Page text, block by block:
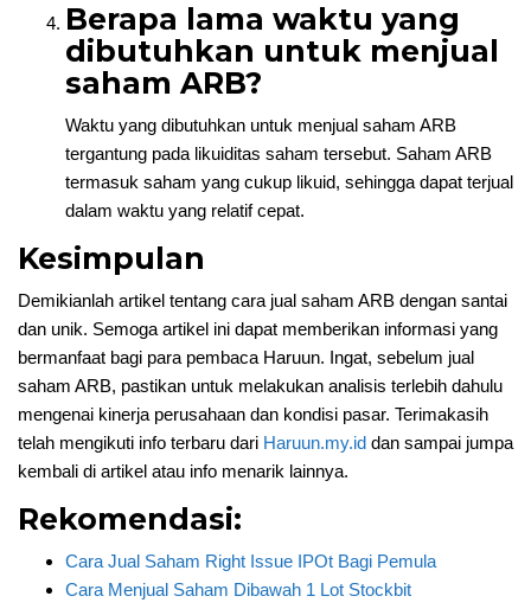
Berapa lama waktu yang
dibutuhkan untuk menjual
saham ARB?
Waktu yang dibutuhkan untuk menjual saham ARB
tergantung pada likuiditas saham tersebut. Saham ARB
termasuk saham yang cukup likuid, sehingga dapat terjual
dalam waktu yang relatif cepat.
Kesimpulan
Demikianlah artikel tentang cara jual saham ARB dengan santai
dan unik. Semoga artikel ini dapat memberikan informasi yang
bermanfaat bagi para pembaca Haruun. Ingat, sebelum jual
saham ARB, pastikan untuk melakukan analisis terlebih dahulu
mengenai kinerja perusahaan dan kondisi pasar. Terimakasih
telah mengikuti info terbaru dari Haruun.my.id dan sampai jumpa
kembali di artikel atau info menarik lainnya.
Rekomendasi:
Cara Jual Saham Right Issue IPOt Bagi Pemula
Cara Menjual Saham Dibawah 1 Lot Stockbit